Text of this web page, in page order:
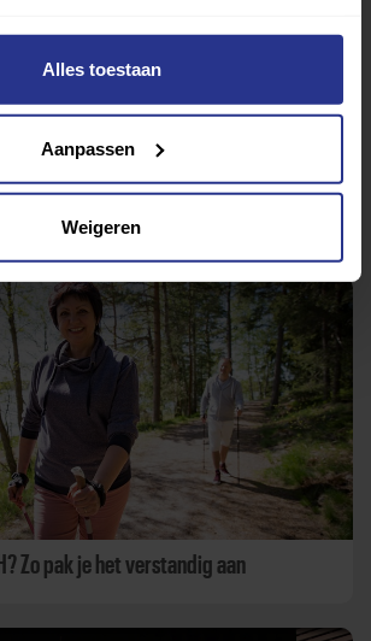
Alles toestaan
Aanpassen
Weigeren
Tips & tricks
naar nieuwsoverzicht
Zo pak je het verstandig aan